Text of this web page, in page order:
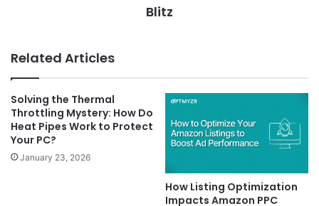
Blitz
Related Articles
Solving the Thermal
Throttling Mystery: How Do
Heat Pipes Work to Protect
Your PC?
January 23, 2026
How Listing Optimization
Impacts Amazon PPC